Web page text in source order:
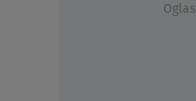
Oglas